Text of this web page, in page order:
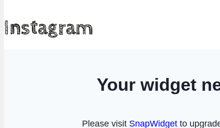
Instagram